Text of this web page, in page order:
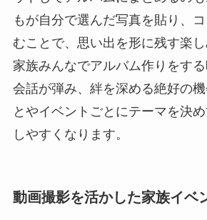
もが自分で選んだ写真を貼り、
むことで、思い出を形に残す楽し
家族みんなでアルバム作りをす
会話が弾み、絆を深める絶好の
とやイベントごとにテーマを決
しやすくなります。
動画撮影を活かした家族イベ